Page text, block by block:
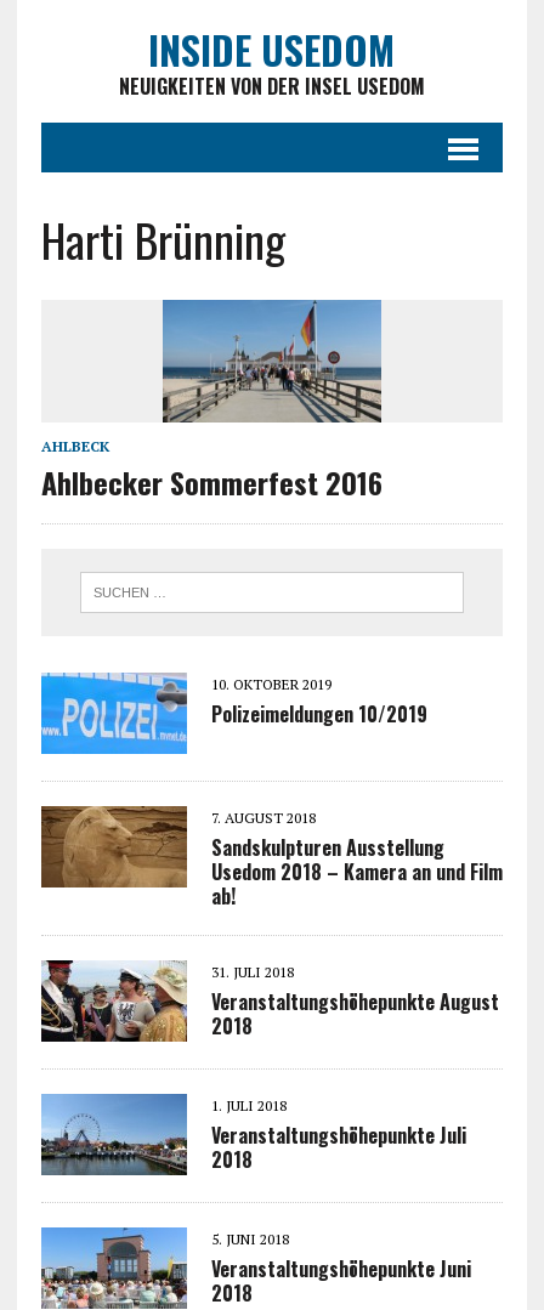
INSIDE USEDOM
NEUIGKEITEN VON DER INSEL USEDOM
Harti Brünning
AHLBECK
Ahlbecker Sommerfest 2016
10. OKTOBER 2019
Polizeimeldungen 10/2019
7. AUGUST 2018
Sandskulpturen Ausstellung
Usedom 2018 – Kamera an und Film
ab!
31. JULI 2018
Veranstaltungshöhepunkte August
2018
1. JULI 2018
Veranstaltungshöhepunkte Juli
2018
5. JUNI 2018
Veranstaltungshöhepunkte Juni
2018